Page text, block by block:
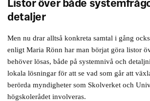
Listor över både
detaljer
Men nu drar alltså konkreta samtal i gång
enligt Maria Rönn har man börjat göra listor
behöver lösas, både på systemnivå och
lokala lösningar för att se vad som går att
berörda myndigheter som Skolverket och
högskolerådet involveras.